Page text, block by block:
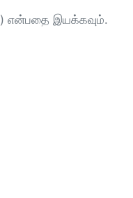
என்பதை இயக்கவும்.